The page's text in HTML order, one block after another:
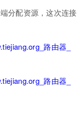
分配资源，这次连接